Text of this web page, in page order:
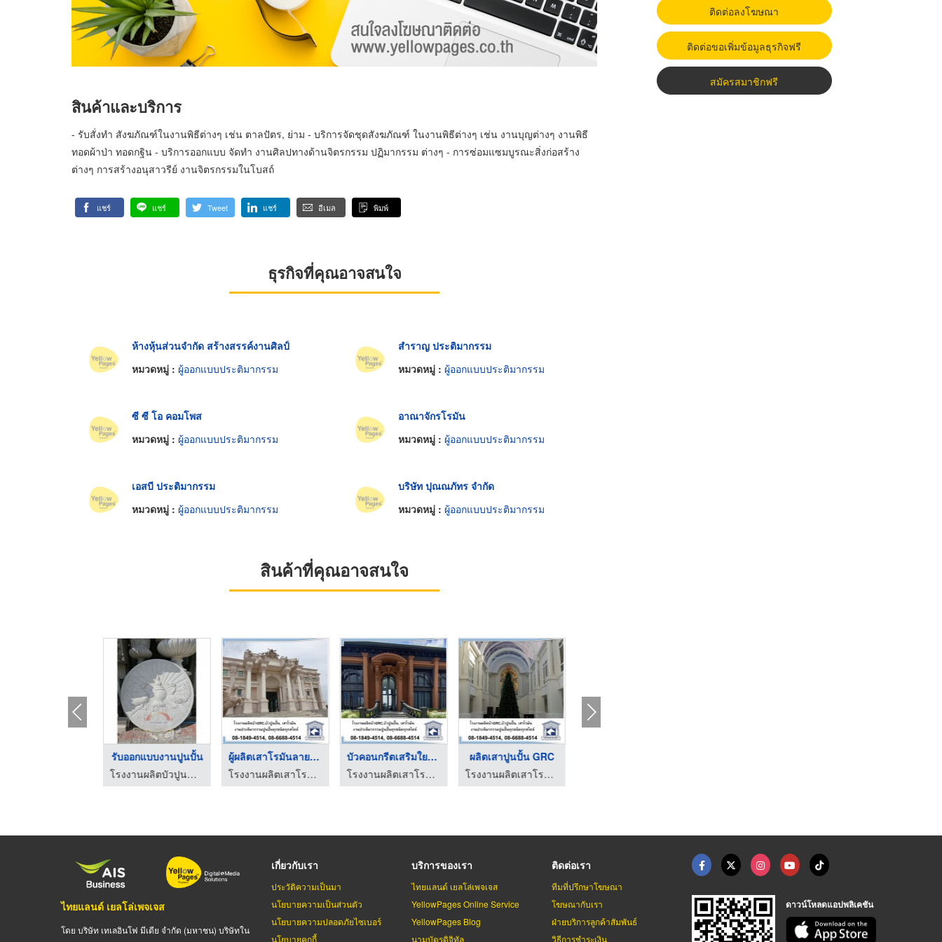
สินค้าและบริการ
- รับสั่งทำ สังฆภัณฑ์ในงานพิธีต่างๆ เช่น ตาลปัตร, ย่าม - บริการจัดชุดสังฆภัณฑ์ ในงานพิธีต่างๆ เช่น งานบุญต่างๆ งานพิธี
ทอดผ้าป่า ทอดกฐิน - บริการออกแบบ จัดทำ งานศิลปทางด้านจิตรกรรม ปฏิมากรรม ต่างๆ - การซ่อมแซมบูรณะสิ่งก่อสร้าง
ต่างๆ การสร้างอนุสาวรีย์ งานจิตรกรรมในโบสถ์
แชร์ แชร์ Tweet แชร์ อีเมล พิมพ์
ธุรกิจที่คุณอาจสนใจ
ห้างหุ้นส่วนจำกัด สร้างสรรค์งานศิลป์
หมวดหมู่ : ผู้ออกแบบประติมากรรม
สำราญ ประติมากรรม
หมวดหมู่ : ผู้ออกแบบประติมากรรม
ซี ซี โอ คอมโพส
หมวดหมู่ : ผู้ออกแบบประติมากรรม
อาณาจักรโรมัน
หมวดหมู่ : ผู้ออกแบบประติมากรรม
เอสบี ประติมากรรม
หมวดหมู่ : ผู้ออกแบบประติมากรรม
บริษัท ปุณณภัทร จำกัด
หมวดหมู่ : ผู้ออกแบบประติมากรรม
สินค้าที่คุณอาจสนใจ
รับออกแบบงานปูนปั้น
โรงงานผลิตบัวปูนสำเร็จ งานปูนปั้นแบบตามสั่ง นนทศิลป์
ผู้ผลิตเสาโรมันลายปร ...
โรงงานผลิตเสาโรมัน บัวปูนปั้น GRC
บัวคอนกรีตเสริมใยแก้ ...
โรงงานผลิตเสาโรมัน บัวปูนปั้น GRC
ผลิตเสาปูนปั้น GRC
โรงงานผลิตเสาโรมัน บัวปูนปั้น GRC
ติดต่อลงโฆษณา
ติดต่อขอเพิ่มข้อมูลธุรกิจฟรี
สมัครสมาชิกฟรี
ไทยแลนด์ เยลโล่เพจเจส
โดย บริษัท เทเลอินโฟ มีเดีย จำกัด (มหาชน) บริษัทใน
เกี่ยวกับเรา
ประวัติความเป็นมา
นโยบายความเป็นส่วนตัว
นโยบายความปลอดภัยไซเบอร์
นโยบายคุกกี้
บริการของเรา
ไทยแลนด์ เยลโล่เพจเจส
YellowPages Online Service
YellowPages Blog
นามบัตรดิจิทัล
ติดต่อเรา
ทีมที่ปรึกษาโฆษณา
โฆษณากับเรา
ฝ่ายบริการลูกค้าสัมพันธ์
วิธีการชำระเงิน
ดาวน์โหลดแอปพลิเคชัน